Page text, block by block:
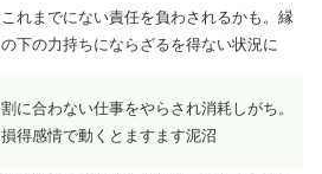
これまでにない責任を負わされるかも。縁
の下の力持ちにならざるを得ない状況に
割に合わない仕事をやらされ消耗しがち。
損得感情で動くとますます泥沼